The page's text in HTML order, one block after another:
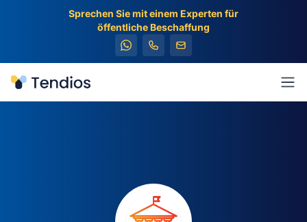
Sprechen Sie mit einem Experten für
öffentliche Beschaffung
Tendios